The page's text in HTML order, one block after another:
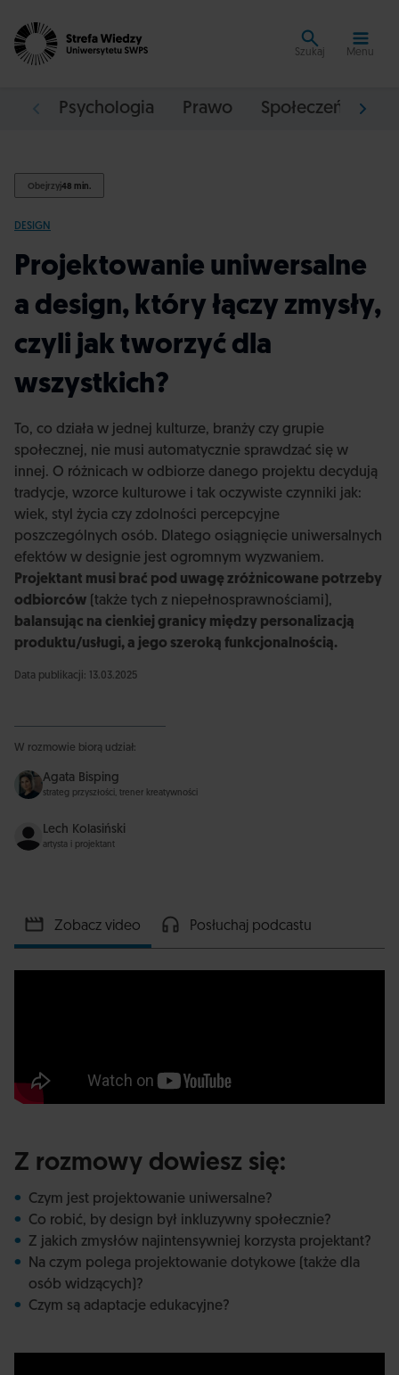
Szukaj Menu
Psychologia Prawo Społeczeństwo
Obejrzyj48 min.
DESIGN
Projektowanie uniwersalne
a design, który łączy zmysły,
czyli jak tworzyć dla
wszystkich?
To, co działa w jednej kulturze, branży czy grupie
społecznej, nie musi automatycznie sprawdzać się w
innej. O różnicach w odbiorze danego projektu decydują
tradycje, wzorce kulturowe i tak oczywiste czynniki jak:
wiek, styl życia czy zdolności percepcyjne
poszczególnych osób. Dlatego osiągnięcie uniwersalnych
efektów w designie jest ogromnym wyzwaniem.
Projektant musi brać pod uwagę zróżnicowane potrzeby
odbiorców (także tych z niepełnosprawnościami),
balansując na cienkiej granicy między personalizacją
produktu/usługi, a jego szeroką funkcjonalnością.
Data publikacji: 13.03.2025
W rozmowie biorą udział:
Agata Bisping
strateg przyszłości, trener kreatywności
Lech Kolasiński
artysta i projektant
Zobacz video Posłuchaj podcastu
Z rozmowy dowiesz się:
Czym jest projektowanie uniwersalne?
Co robić, by design był inkluzywny społecznie?
Z jakich zmysłów najintensywniej korzysta projektant?
Na czym polega projektowanie dotykowe (także dla
osób widzących)?
Czym są adaptacje edukacyjne?